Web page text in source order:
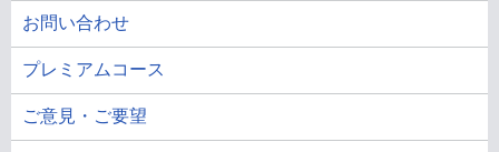
お問い合わせ
プレミアムコース
ご意見・ご要望